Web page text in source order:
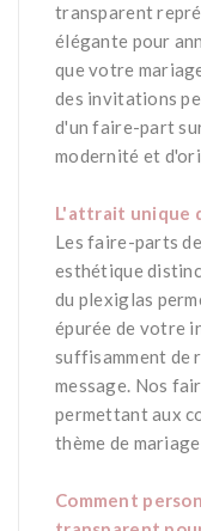
transparent
élégante pour
que votre
des invitations
d'un faire-part
modernité et
L'attrait unique
Les faire-parts
esthétique
du plexiglas
épurée de votre
suffisamment de
message. Nos
permettant aux
thème de
Comment